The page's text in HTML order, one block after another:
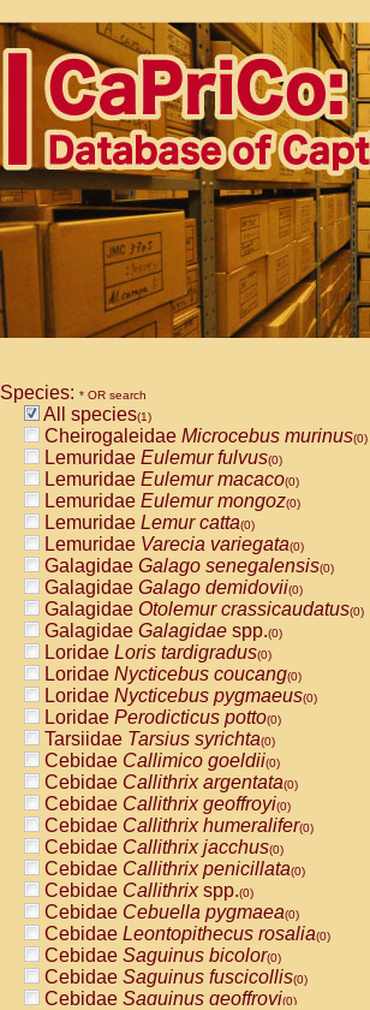
Species: * OR search
All species(1)
Cheirogaleidae Microcebus murinus(0)
Lemuridae Eulemur fulvus(0)
Lemuridae Eulemur macaco(0)
Lemuridae Eulemur mongoz(0)
Lemuridae Lemur catta(0)
Lemuridae Varecia variegata(0)
Galagidae Galago senegalensis(0)
Galagidae Galago demidovii(0)
Galagidae Otolemur crassicaudatus(0)
Galagidae Galagidae spp.(0)
Loridae Loris tardigradus(0)
Loridae Nycticebus coucang(0)
Loridae Nycticebus pygmaeus(0)
Loridae Perodicticus potto(0)
Tarsiidae Tarsius syrichta(0)
Cebidae Callimico goeldii(0)
Cebidae Callithrix argentata(0)
Cebidae Callithrix geoffroyi(0)
Cebidae Callithrix humeralifer(0)
Cebidae Callithrix jacchus(0)
Cebidae Callithrix penicillata(0)
Cebidae Callithrixspp.(0)
Cebidae Cebuella pygmaea(0)
Cebidae Leontopithecus rosalia(0)
Cebidae Saguinus bicolor(0)
Cebidae Saguinus fuscicollis(0)
Cebidae Saguinus geoffroyi(0)